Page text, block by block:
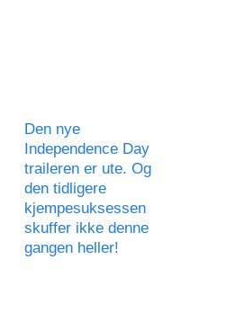
Den nye
Independence Day
traileren er ute. Og
den tidligere
kjempesuksessen
skuffer ikke denne
gangen heller!